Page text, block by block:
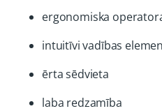
ergonomiska
intuitīvi vadības
ērta sēdvieta
laba redzamība